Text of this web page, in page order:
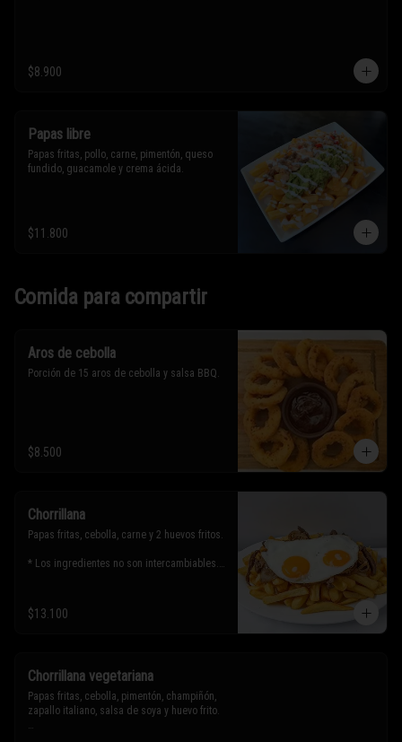
$8.900
Papas libre
Papas fritas, pollo, carne, pimentón, queso
fundido, guacamole y crema ácida.
$11.800
Comida para compartir
Aros de cebolla
Porción de 15 aros de cebolla y salsa BBQ.
$8.500
Chorrillana
Papas fritas, cebolla, carne y 2 huevos fritos.
* Los ingredientes no son intercambiables.
$13.100
Chorrillana vegetariana
Papas fritas, cebolla, pimentón, champiñón,
zapallo italiano, salsa de soya y huevo frito.